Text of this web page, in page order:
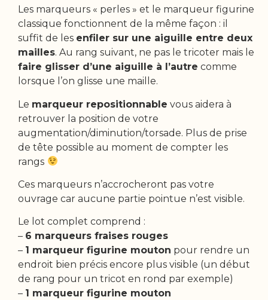
Les marqueurs « perles » et le marqueur figurine
classique fonctionnent de la même façon : il
suffit de les enfiler sur une aiguille entre deux
mailles. Au rang suivant, ne pas le tricoter mais le
faire glisser d’une aiguille à l’autre comme
lorsque l’on glisse une maille.
Le marqueur repositionnable vous aidera à
retrouver la position de votre
augmentation/diminution/torsade. Plus de prise
de tête possible au moment de compter les
rangs
Ces marqueurs n’accrocheront pas votre
ouvrage car aucune partie pointue n’est visible.
Le lot complet comprend :
– 6 marqueurs fraises rouges
– 1 marqueur figurine mouton pour rendre un
endroit bien précis encore plus visible (un début
de rang pour un tricot en rond par exemple)
– 1 marqueur figurine mouton